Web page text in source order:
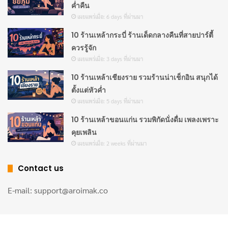
นมสด 180 มล.
วิธีทำ:
ร่อนผงมัทฉะลงในถ้วยเพื่อไม่ให้เป็นก้อน
เติมน้ำร้อนลงไปเล็กน้อย ใช้แปรงชาเซ็นหรือตะกร้อ
เล็กตีให้ผงละลายจนเนียน
ตั้งนมบนไฟอ่อน อุ่นจนร้อน แล้วตีให้เกิดฟอง
เติมน้ำผึ้งตามความหวานที่ต้องการ พร้อมเสิร์ฟ
@tanuki261cha
ค่ำคืน
เผยแพร่เมื่อ: 6 days ที่ผ่านมา
10 ร้านเหล้ากระบี่ ร้านเด็ดกลางคืนที่สายปาร์ตี้
ควรรู้จัก
เผยแพร่เมื่อ: 3 days ที่ผ่านมา
10 ร้านเหล้าเชียงราย รวมร้านน่าเช็กอิน สนุกได้
ตั้งแต่หัวค่ำ
เผยแพร่เมื่อ: 5 days ที่ผ่านมา
10 ร้านเหล้าขอนแก่น รวมพิกัดนั่งดื่ม เพลงเพราะ
คุยเพลิน
เผยแพร่เมื่อ: 2 weeks ที่ผ่านมา
Contact us
E-mail: support@aroimak.co